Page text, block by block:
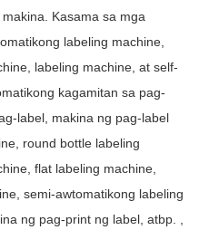
Kasama sa mga
labeling machine,
labeling machine, at self-
kagamitan sa pag-
label, makina ng pag-label
round bottle labeling
flat labeling machine,
semi-awtomatikong labeling
ng pag-print ng label, atbp. ,